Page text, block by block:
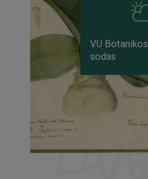
VU Botanikos
sodas